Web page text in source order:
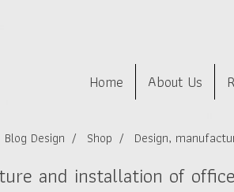
Home About Us
Blog Design Shop Design,
and installation of